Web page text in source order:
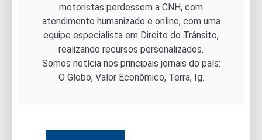
motoristas perdessem a CNH, com
atendimento humanizado e online, com uma
equipe especialista em Direito do Trânsito,
realizando recursos personalizados.
Somos notícia nos principais jornais do país:
O Globo, Valor Econômico, Terra, Ig.